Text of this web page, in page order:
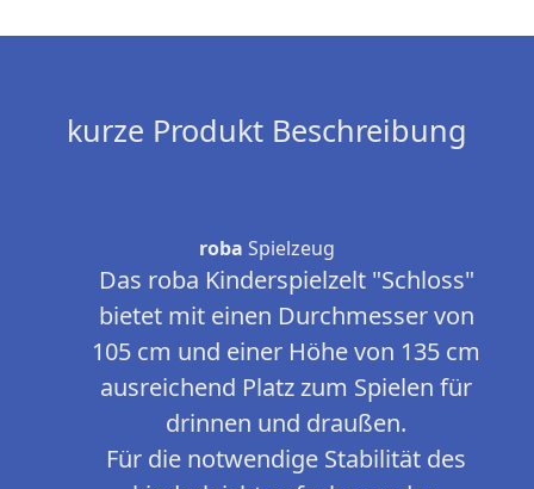
kurze Produkt Beschreibung
roba Spielzeug
Das roba Kinderspielzelt "Schloss"
bietet mit einen Durchmesser von
105 cm und einer Höhe von 135 cm
ausreichend Platz zum Spielen für
drinnen und draußen.
Für die notwendige Stabilität des